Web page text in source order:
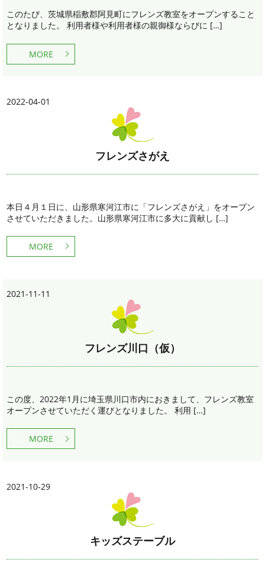
このたび、茨城県稲敷郡阿見町にフレンズ教室をオープンすること
となりました。 利用者様や利用者様の親御様ならびに […]
MORE
2022-04-01
フレンズさがえ
本日４月１日に、山形県寒河江市に「フレンズさがえ」をオープン
させていただきました。山形県寒河江市に多大に貢献し […]
MORE
2021-11-11
フレンズ川口（仮）
この度、2022年1月に埼玉県川口市内におきまして、フレンズ教室
オープンさせていただく運びとなりました。 利用 […]
MORE
2021-10-29
キッズステーブル